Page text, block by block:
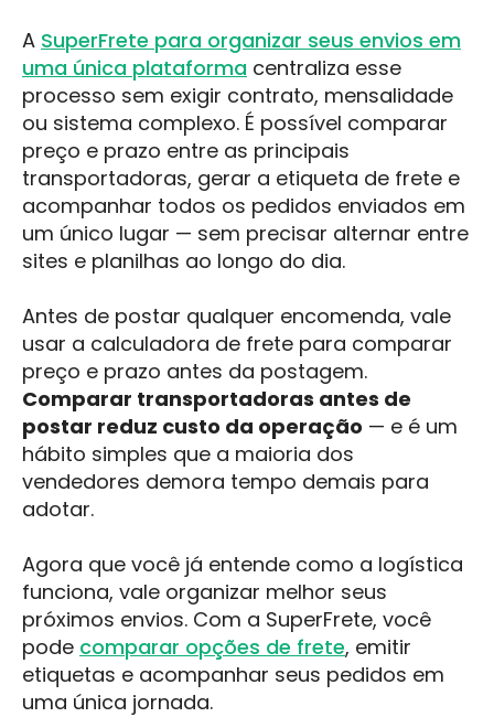
A SuperFrete para organizar seus envios em
uma única plataforma centraliza esse
processo sem exigir contrato, mensalidade
ou sistema complexo. É possível comparar
preço e prazo entre as principais
transportadoras, gerar a etiqueta de frete e
acompanhar todos os pedidos enviados em
um único lugar — sem precisar alternar entre
sites e planilhas ao longo do dia.
Antes de postar qualquer encomenda, vale
usar a calculadora de frete para comparar
preço e prazo antes da postagem.
Comparar transportadoras antes de
postar reduz custo da operação — e é um
hábito simples que a maioria dos
vendedores demora tempo demais para
adotar.
Agora que você já entende como a logística
funciona, vale organizar melhor seus
próximos envios. Com a SuperFrete, você
pode comparar opções de frete, emitir
etiquetas e acompanhar seus pedidos em
uma única jornada.